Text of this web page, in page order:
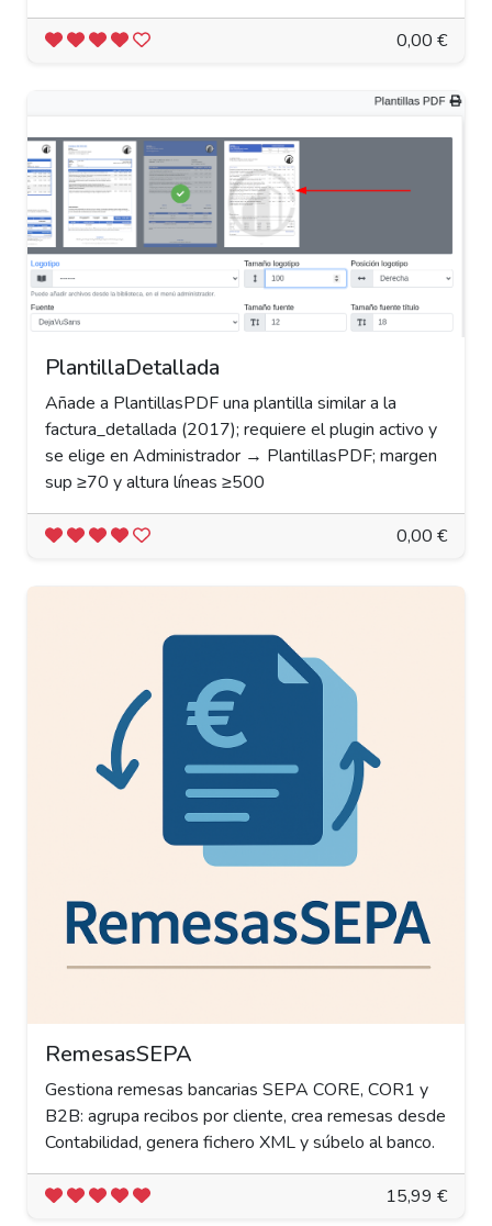
0,00 €
PlantillaDetallada
Añade a PlantillasPDF una plantilla similar a la
factura_detallada (2017); requiere el plugin activo y
se elige en Administrador → PlantillasPDF; margen
sup ≥70 y altura líneas ≥500
0,00 €
RemesasSEPA
Gestiona remesas bancarias SEPA CORE, COR1 y
B2B: agrupa recibos por cliente, crea remesas desde
Contabilidad, genera fichero XML y súbelo al banco.
15,99 €